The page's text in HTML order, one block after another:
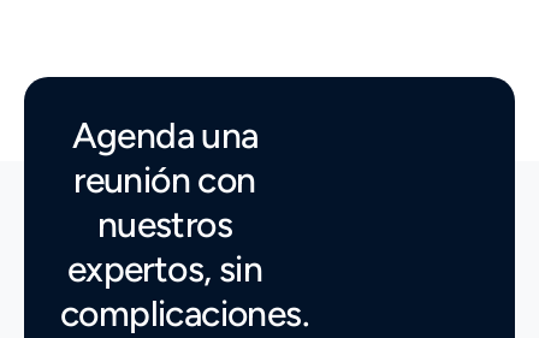
Agenda una
reunión con
nuestros
expertos, sin
complicaciones.